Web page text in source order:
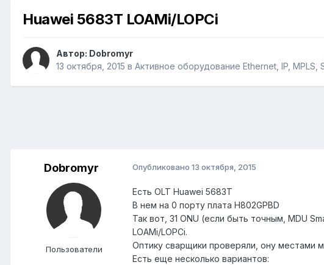
Huawei 5683T LOAMi/LOPCi
Автор: Dobromyr
13 октября, 2015 в Активное оборудование Ethernet, IP, MPLS,
Dobromyr
Пользователи
Опубликовано 13 октября, 2015
Есть OLT Huawei 5683T
В нем на 0 порту плата H802GPBD
Так вот, 31 ONU (если быть точным, MDU
LOAMi/LOPCi.
Оптику сварщики проверяли, ону местами
Есть еще несколько вариантов: